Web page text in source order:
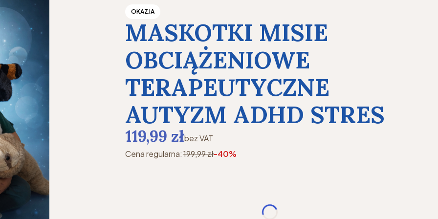
OKAZJA
MASKOTKI MISIE
OBCIĄŻENIOWE
TERAPEUTYCZNE
AUTYZM ADHD STRES
119,99 złbez VAT
Cena regularna:199,99 zł-40%